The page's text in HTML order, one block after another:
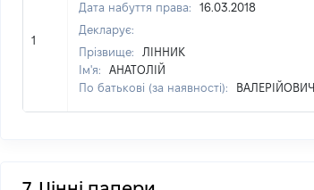
1
Дата набуття права:
16.03.2018
Декларує:
Прізвище:
ЛІННИК
Ім'я:
АНАТОЛІЙ
По батькові (за наявності):
ВАЛЕРІЙОВИЧ